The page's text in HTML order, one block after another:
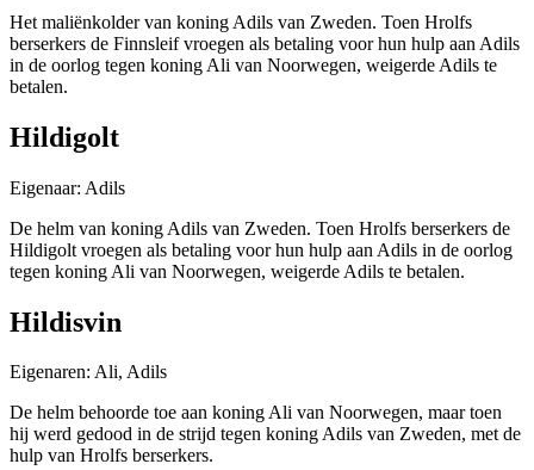
Het maliënkolder van koning Adils van Zweden. Toen Hrolfs
berserkers de Finnsleif vroegen als betaling voor hun hulp aan Adils
in de oorlog tegen koning Ali van Noorwegen, weigerde Adils te
betalen.
Hildigolt
Eigenaar: Adils
De helm van koning Adils van Zweden. Toen Hrolfs berserkers de
Hildigolt vroegen als betaling voor hun hulp aan Adils in de oorlog
tegen koning Ali van Noorwegen, weigerde Adils te betalen.
Hildisvin
Eigenaren: Ali, Adils
De helm behoorde toe aan koning Ali van Noorwegen, maar toen
hij werd gedood in de strijd tegen koning Adils van Zweden, met de
hulp van Hrolfs berserkers.